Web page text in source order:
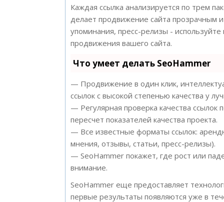
Каждая ссылка анализируется по трем
делает продвижение сайта прозрачным
упоминания, пресс-релизы -
продвижения вашего сайта.
Что умеет делать SeoHammer
— Продвижение в один клик,
ссылок с высокой степенью качества у
— Регулярная проверка качества
пересчет показателей качества проекта.
— Все известные форматы ссылок:
мнения, отзывы, статьи, пресс-релизы).
— SeoHammer покажет, где рост или
внимание.
SeoHammer еще предоставляет
первые результаты появляются уже в